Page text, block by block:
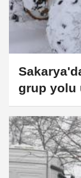
grup yolu